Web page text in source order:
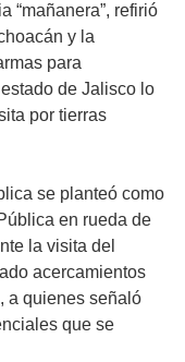
“mañanera”, refirió
y la
para
de Jalisco lo
por tierras
se planteó como
en rueda de
la visita del
acercamientos
a quienes señaló
que se